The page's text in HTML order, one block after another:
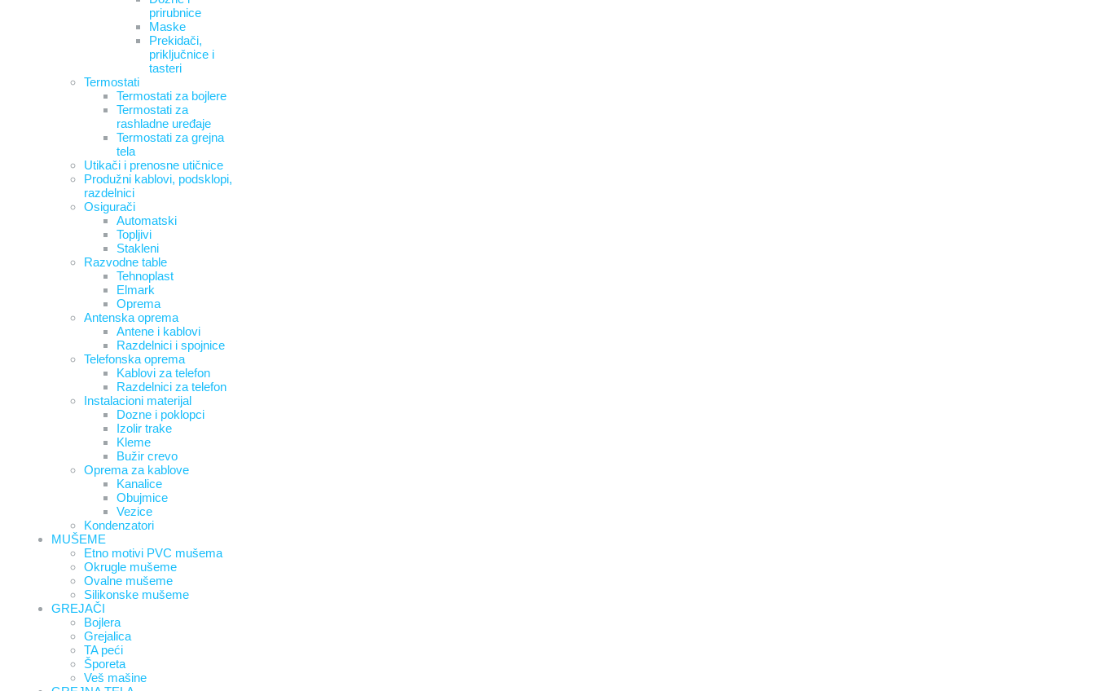
prirubnice
Maske
Prekidači,
priključnice i
tasteri
Termostati
Termostati za bojlere
Termostati za
rashladne uređaje
Termostati za grejna
tela
Utikači i prenosne utičnice
Produžni kablovi, podsklopi,
razdelnici
Osigurači
Automatski
Topljivi
Stakleni
Razvodne table
Tehnoplast
Elmark
Oprema
Antenska oprema
Antene i kablovi
Razdelnici i spojnice
Telefonska oprema
Kablovi za telefon
Razdelnici za telefon
Instalacioni materijal
Dozne i poklopci
Izolir trake
Kleme
Bužir crevo
Oprema za kablove
Kanalice
Obujmice
Vezice
Kondenzatori
MUŠEME
Etno motivi PVC mušema
Okrugle mušeme
Ovalne mušeme
Silikonske mušeme
GREJAČI
Bojlera
Grejalica
TA peći
Šporeta
Veš mašine